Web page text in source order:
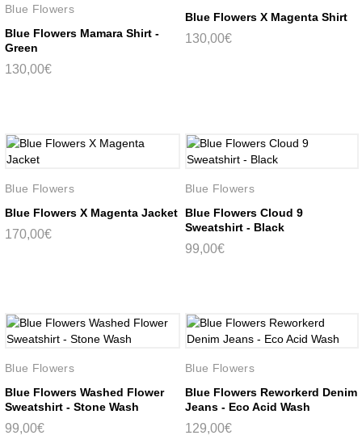
Blue Flowers
Blue Flowers Mamara Shirt -
Green
130,00€
Blue Flowers X Magenta Shirt
130,00€
Blue Flowers
Blue Flowers X Magenta Jacket
170,00€
Blue Flowers
Blue Flowers Cloud 9
Sweatshirt - Black
99,00€
Blue Flowers
Blue Flowers Washed Flower
Sweatshirt - Stone Wash
99,00€
Blue Flowers
Blue Flowers Reworkerd Denim
Jeans - Eco Acid Wash
129,00€